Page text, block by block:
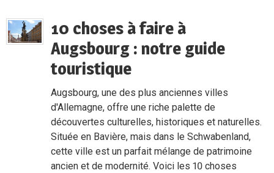
10 choses à faire à
Augsbourg : notre guide
touristique
Augsbourg, une des plus anciennes villes
d'Allemagne, offre une riche palette de
découvertes culturelles, historiques et naturelles.
Située en Bavière, mais dans le Schwabenland,
cette ville est un parfait mélange de patrimoine
ancien et de modernité. Voici les 10 choses